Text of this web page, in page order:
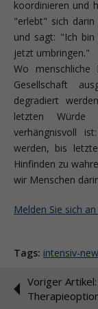
koordinieren und
"erlebt" sich
und sagt: "Ich
jetzt umbringen."
Wo menschliche
Gesellschaft
degradiert
letzten Würde
verhängnisvoll
werden, bis
Hinfinden zu
wir Menschen
Melden Sie sich
Tags: intensiv-
Voriger